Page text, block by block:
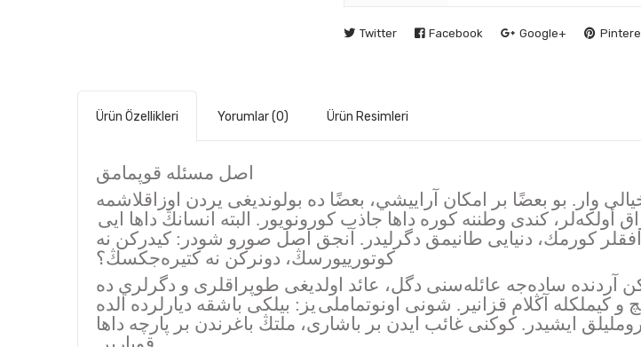
Twitter Facebook Google+
Ürün Özellikleri Yorumlar(0) Ürün Resimleri
اصل مسئله قوپمامق
وار. بو بعضًا بر امكان آراييشي، بعضًا ده بولوندیغی یردن اوزاقلاشمه
كندی وطننه كوره داها جاذب كورونویور. البته انسانڭ داها ایی
كورمك، دنیایی طانیمق دگرلیدر. آنجق اصل صورو شودر: كیدركن نه
كوتورییورسڭ، دونركن نه كتيرەجكسڭ؟
آردنده سادەجه عائلەسنی دگل، عائد اولدیغی طوپراقلری و دگرلري ده
و كيملكله آڭلام قزانیر. شونی اونوتماملی یز: بیلكی باشقه دیارلرده الده
ایشیدر. كوكنی غائب ایدن بر باشاری، ملتڭ باغرندن بر پارچه داها